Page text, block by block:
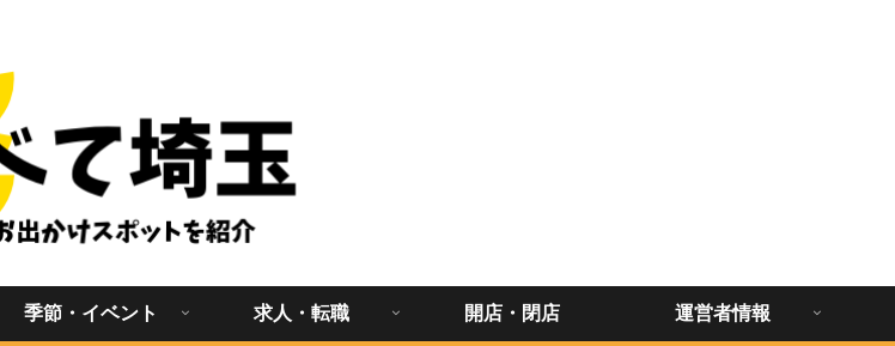
季節・イベント 求人・転職 開店・閉店 運営者情報